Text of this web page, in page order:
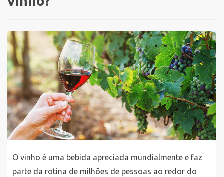
O vinho é uma bebida apreciada mundialmente e faz
parte da rotina de milhões de pessoas ao redor do